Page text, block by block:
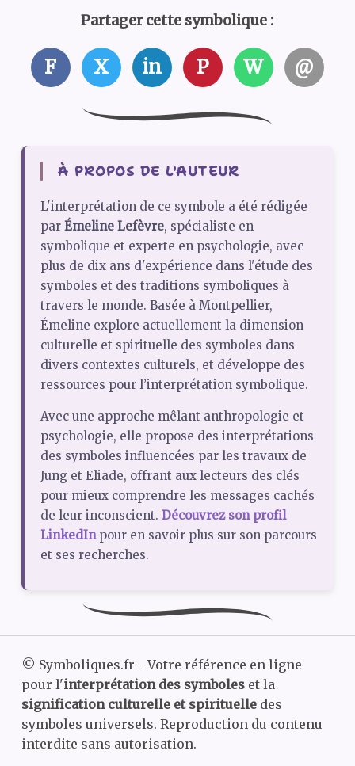
Partager cette symbolique :
F X in P W @
À PROPOS DE L'AUTEUR
L'interprétation de ce symbole a été rédigée
par Émeline Lefèvre, spécialiste en
symbolique et experte en psychologie, avec
plus de dix ans d'expérience dans l'étude des
symboles et des traditions symboliques à
travers le monde. Basée à Montpellier,
Émeline explore actuellement la dimension
culturelle et spirituelle des symboles dans
divers contextes culturels, et développe des
ressources pour l’interprétation symbolique.
Avec une approche mêlant anthropologie et
psychologie, elle propose des interprétations
des symboles influencées par les travaux de
Jung et Eliade, offrant aux lecteurs des clés
pour mieux comprendre les messages cachés
de leur inconscient. Découvrez son profil
LinkedInpour en savoir plus sur son parcours
et ses recherches.
© Symboliques.fr - Votre référence en ligne
pour l'interprétation des symboleset la
signification culturelle et spirituelledes
symboles universels. Reproduction du contenu
interdite sans autorisation.